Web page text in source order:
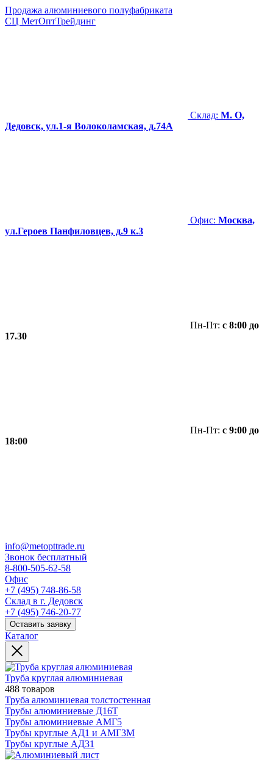
Продажа алюминиевого полуфабриката
СЦ МетОптТрейдинг
Склад: М. О,
Дедовск, ул.1-я Волоколамская, д.74А
Офис: Москва,
ул.Героев Панфиловцев, д.9 к.3
Пн-Пт: с 8:00 до
17.30
Пн-Пт: с 9:00 до
18:00
info@metopttrade.ru
Звонок бесплатный
8-800-505-62-58
Офис
+7 (495) 748-86-58
Склад в г. Дедовск
+7 (495) 746-20-77
Оставить заявку
Каталог
Труба круглая алюминиевая
488 товаров
Труба алюминиевая толстостенная
Трубы алюминиевые Д16Т
Трубы алюминиевые АМГ5
Трубы круглые АД1 и АМГ3М
Трубы круглые АД31